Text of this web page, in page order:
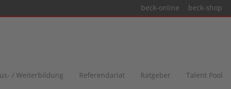
beck-online beck-shop
/ Weiterbildung Referendariat Ratgeber Talent Pool